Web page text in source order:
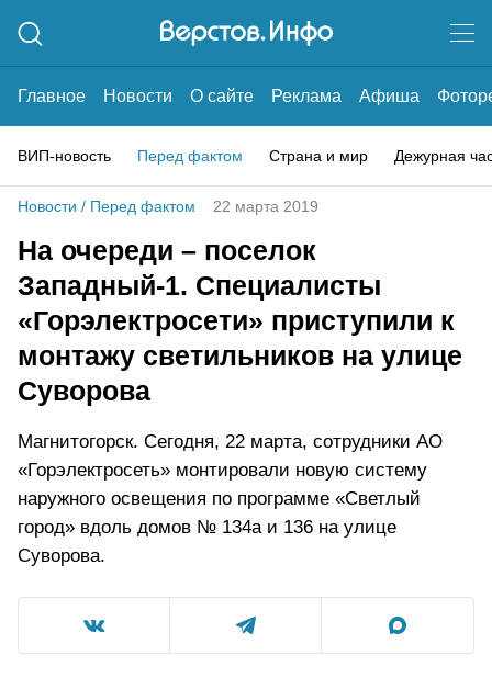
Главное Новости О сайте Реклама Афиша
ВИП-новость Перед фактом Страна и мир Дежурная
Новости / Перед фактом 22 марта 2019
На очереди – поселок
Западный-1. Специалисты
«Горэлектросети» приступили к
монтажу светильников на улице
Суворова
Магнитогорск. Сегодня, 22 марта, сотрудники АО
«Горэлектросеть» монтировали новую систему
наружного освещения по программе «Светлый
город» вдоль домов № 134а и 136 на улице
Суворова.